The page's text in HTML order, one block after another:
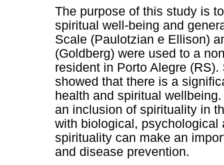
The purpose of this study is
spiritual well-being and
Scale (Paulotzian e Ellison)
(Goldberg) were used to a
resident in Porto Alegre
showed that there is a
health and spiritual
an inclusion of spirituality in
with biological, psychological
spirituality can make an
and disease prevention.